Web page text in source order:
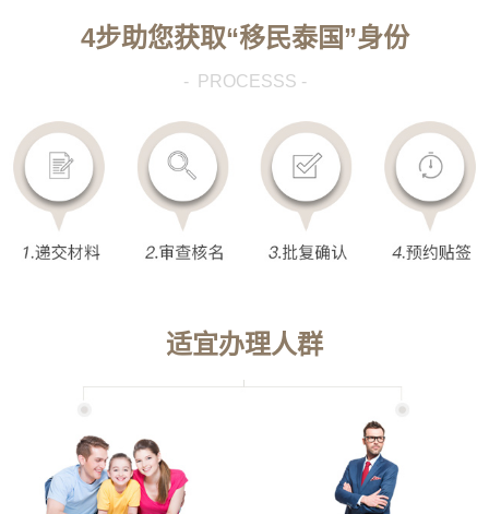
4步助您获取“移民泰国”身份
- PROCESSS -
适宜办理人群